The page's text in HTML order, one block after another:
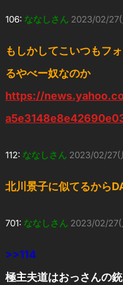
106: ななしさん 2023/02/
もしかしてこいつもフ
るやべー奴なのか
https://
112: ななしさん 2023/02/27(
北川景子に似てるから
701: ななしさん 2023/02/27(
>>114
極主夫道はおっさんの